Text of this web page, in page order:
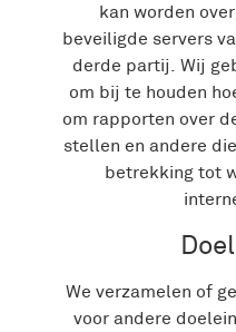
kan worden
beveiligde servers
derde partij. Wij
om bij te houden
om rapporten over
stellen en andere
betrekking tot
We verzamelen of
voor andere